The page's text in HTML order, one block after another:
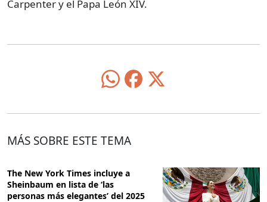
Carpenter y el Papa León XIV.
MÁS SOBRE ESTE TEMA
The New York Times incluye a
Sheinbaum en lista de ‘las
personas más elegantes’ del 2025